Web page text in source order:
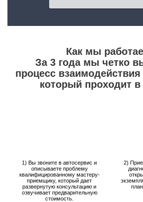
Как мы
За 3 года мы четко
процесс
который проходит в
1) Вы звоните в автосервис и
описываете проблему
квалифицированному мастеру-
приемщику, который дает
развернутую консультацию и
озвучивает предварительную
стоимость.
2)